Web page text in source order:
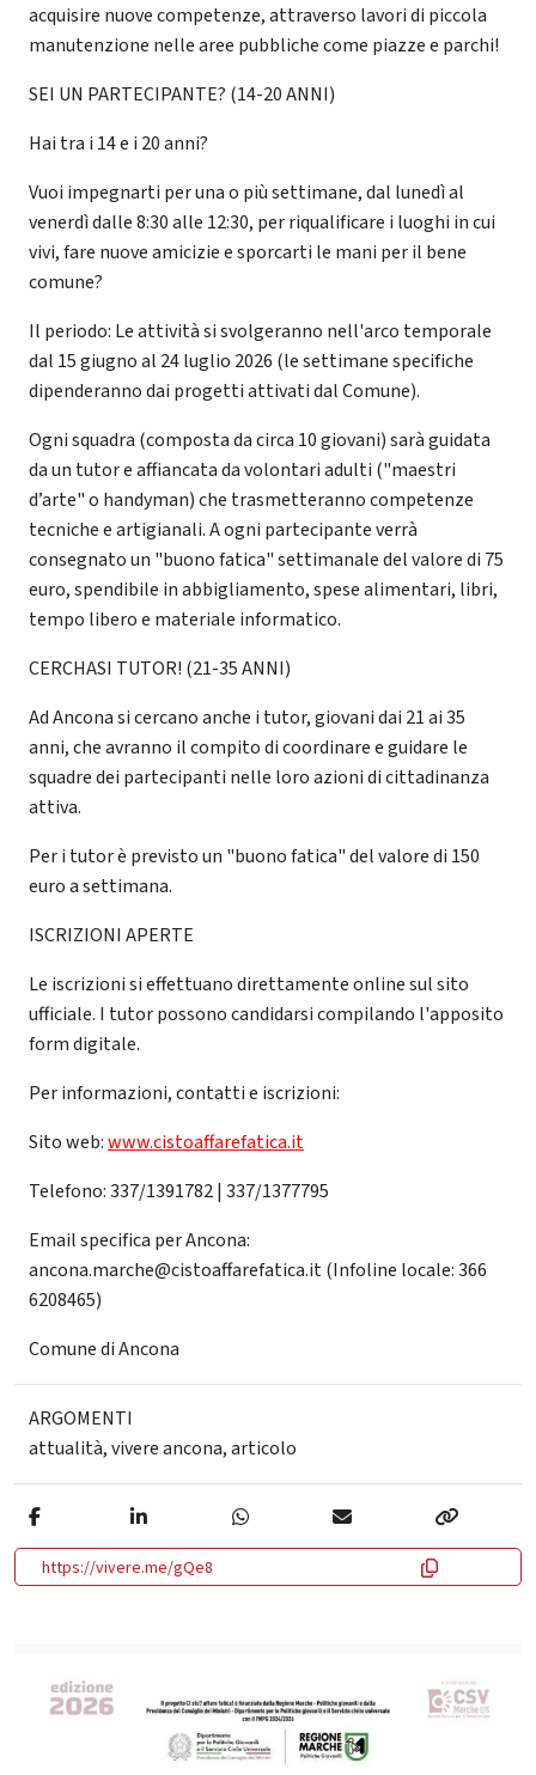
acquisire nuove competenze, attraverso lavori di piccola
manutenzione nelle aree pubbliche come piazze e parchi!
SEI UN PARTECIPANTE? (14-20 ANNI)
Hai tra i 14 e i 20 anni?
Vuoi impegnarti per una o più settimane, dal lunedì al
venerdì dalle 8:30 alle 12:30, per riqualificare i luoghi in cui
vivi, fare nuove amicizie e sporcarti le mani per il bene
comune?
Il periodo: Le attività si svolgeranno nell'arco temporale
dal 15 giugno al 24 luglio 2026 (le settimane specifiche
dipenderanno dai progetti attivati dal Comune).
Ogni squadra (composta da circa 10 giovani) sarà guidata
da un tutor e affiancata da volontari adulti ("maestri
d’arte" o handyman) che trasmetteranno competenze
tecniche e artigianali. A ogni partecipante verrà
consegnato un "buono fatica" settimanale del valore di 75
euro, spendibile in abbigliamento, spese alimentari, libri,
tempo libero e materiale informatico.
CERCHASI TUTOR! (21-35 ANNI)
Ad Ancona si cercano anche i tutor, giovani dai 21 ai 35
anni, che avranno il compito di coordinare e guidare le
squadre dei partecipanti nelle loro azioni di cittadinanza
attiva.
Per i tutor è previsto un "buono fatica" del valore di 150
euro a settimana.
ISCRIZIONI APERTE
Le iscrizioni si effettuano direttamente online sul sito
ufficiale. I tutor possono candidarsi compilando l'apposito
form digitale.
Per informazioni, contatti e iscrizioni:
Sito web:www.cistoaffarefatica.it
Telefono: 337/1391782 | 337/1377795
Email specifica per Ancona:
ancona.marche@cistoaffarefatica.it (Infoline locale: 366
6208465)
Comune di Ancona
ARGOMENTI
attualità,vivere ancona,articolo
https://vivere.me/gQe8